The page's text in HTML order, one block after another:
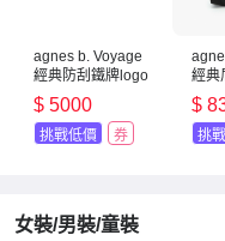
agnes b. Voyage
經典防刮鐵牌logo
長夾(黑色)
$ 5000
挑戰低價 券
經典
款(
$
挑
女裝/男裝/童裝